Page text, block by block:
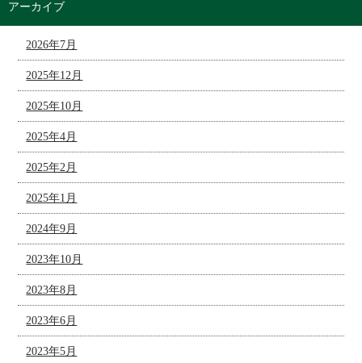
アーカイブ
2026年7月
2025年12月
2025年10月
2025年4月
2025年2月
2025年1月
2024年9月
2023年10月
2023年8月
2023年6月
2023年5月